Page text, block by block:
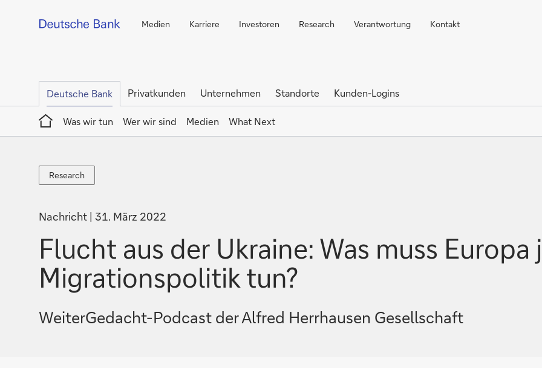
Medien Karriere Investoren Research Verantwortung Kontakt
Deutsche Bank Privatkunden Unternehmen Standorte
Kunden-Logins
Home
Was wir tun
Wer wir sind Medien What Next
Research
Research
Nachricht 31. März 2022
Flucht aus der Ukraine: Was muss
Migrationspolitik tun?
WeiterGedacht-Podcast der Alfred Herrhausen Gesellschaft